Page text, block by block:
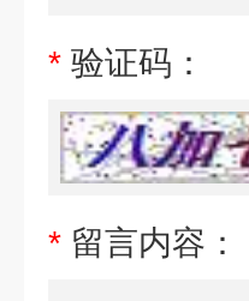
* 验证码：
* 留言内容：